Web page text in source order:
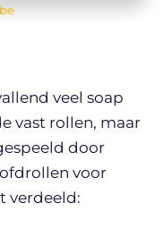
veel soap
vast rollen, maar
door
voor
verdeeld: